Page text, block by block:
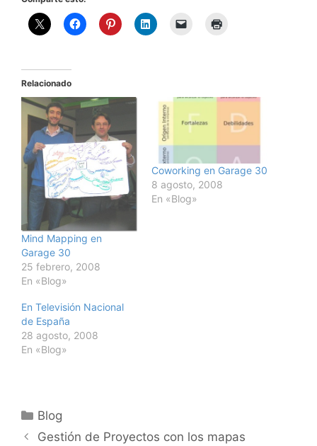
Relacionado
Mind Mapping en
Garage 30
25 febrero, 2008
En «Blog»
Coworking en Garage 30
8 agosto, 2008
En «Blog»
En Televisión Nacional
de España
28 agosto, 2008
En «Blog»
Categorías
Blog
Gestión de Proyectos con los mapas